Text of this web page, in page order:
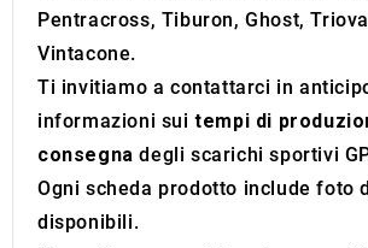
Pentracross, Tiburon, Ghost,
Vintacone.
Ti invitiamo a contattarci in
informazioni suitempi di
consegna degli scarichi sportivi
Ogni scheda prodotto include foto
disponibili.